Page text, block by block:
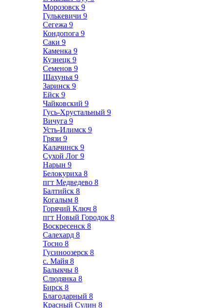
Морозовск 9
Гулькевичи 9
Сегежа 9
Кондопога 9
Саки 9
Каменка 9
Кузнецк 9
Семенов 9
Шахунья 9
Заринск 9
Ейск 9
Чайковский 9
Гусь-Хрустальный 9
Вичуга 9
Усть-Илимск 9
Грязи 9
Калачинск 9
Сухой Лог 9
Нарын 9
Белокуриха 8
пгт Медведево 8
Балтийск 8
Когалым 8
Горячий Ключ 8
пгт Новый Городок 8
Воскресенск 8
Салехард 8
Тосно 8
Гусиноозерск 8
с. Майя 8
Балыкчы 8
Слюдянка 8
Бирск 8
Благодарный 8
Красный Сулин 8